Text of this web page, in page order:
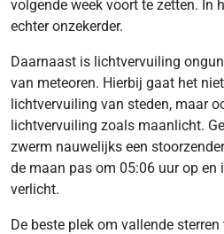
volgende week voort te zetten. In
echter onzekerder.
Daarnaast is lichtvervuiling
van meteoren. Hierbij gaat het
lichtvervuiling van steden, maar
lichtvervuiling zoals maanlicht.
zwerm nauwelijks een
de maan pas om 05:06 uur op en
verlicht.
De beste plek om vallende